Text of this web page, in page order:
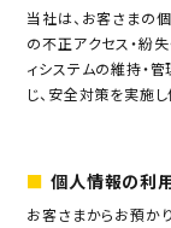
当社は、お客さまの
の不正アクセス・紛失
ィシステムの維持・
じ、安全対策を実施
個人情報の利
お客さまからお預か